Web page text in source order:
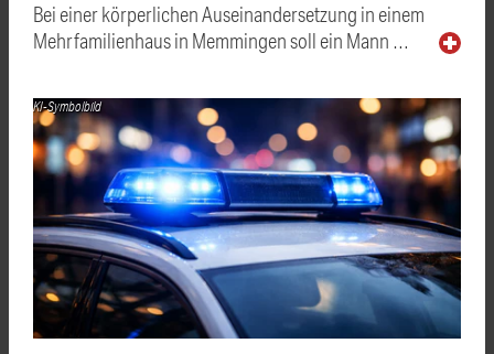
Bei einer körperlichen Auseinandersetzung in einem
Mehrfamilienhaus in Memmingen soll ein Mann …
KI-Symbolbild